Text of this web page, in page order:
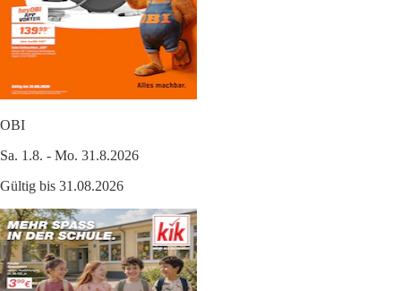
OBI
Sa. 1.8. - Mo. 31.8.2026
Gültig bis 31.08.2026